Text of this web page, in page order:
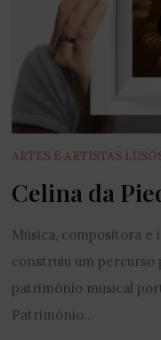
ARTES E ARTISTAS
Celina da
Música, compositora e
construiu um
património musical
Património...